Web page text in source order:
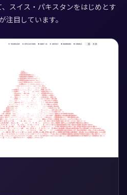
スイス・パキスタンをはじめとす
注目しています。